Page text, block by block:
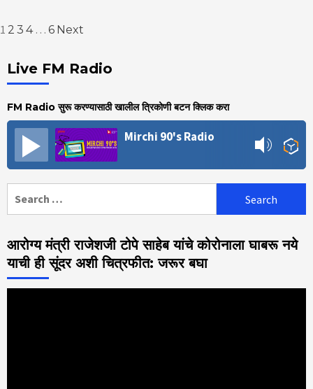
Posts
pagination
1 2 3 4 … 6 Next
Live FM Radio
FM Radio सुरू करण्यासाठी खालील त्रिकोणी बटन क्लिक करा
Mirchi 90's Radio
आरोग्य मंत्री राजेशजी टोपे साहेब यांचे कोरोनाला घाबरू नये
याची ही सूंदर अशी चित्रफीत: जरूर बघा